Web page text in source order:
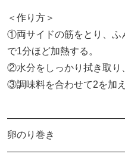
＜作り方＞
①両サイドの筋をとり、ふ
で1分ほど加熱する。
②水分をしっかり拭き取り
③調味料を合わせて2を加え
卵のり巻き